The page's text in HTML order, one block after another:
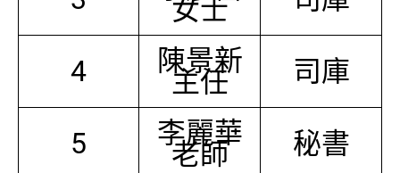
女士
4 陳景新
主任 司庫
5 李麗華
老師 秘書